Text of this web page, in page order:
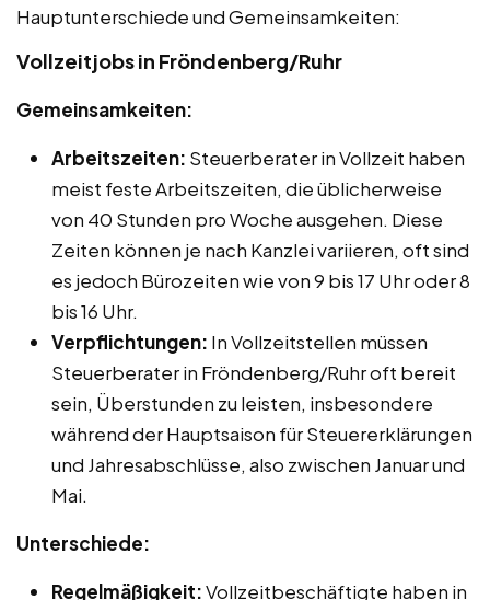
Hauptunterschiede und Gemeinsamkeiten:
Vollzeitjobs in Fröndenberg/Ruhr
Gemeinsamkeiten:
Arbeitszeiten: Steuerberater in Vollzeit haben
meist feste Arbeitszeiten, die üblicherweise
von 40 Stunden pro Woche ausgehen. Diese
Zeiten können je nach Kanzlei variieren, oft sind
es jedoch Bürozeiten wie von 9 bis 17 Uhr oder 8
bis 16 Uhr.
Verpflichtungen: In Vollzeitstellen müssen
Steuerberater in Fröndenberg/Ruhr oft bereit
sein, Überstunden zu leisten, insbesondere
während der Hauptsaison für Steuererklärungen
und Jahresabschlüsse, also zwischen Januar und
Mai.
Unterschiede:
Regelmäßigkeit:Vollzeitbeschäftigte haben in